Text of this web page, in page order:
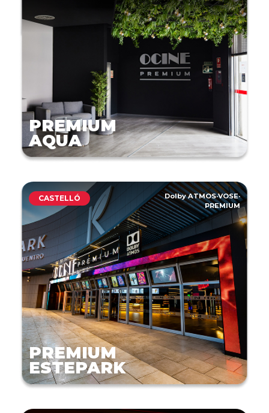
PREMIUM
AQUA
CASTELLÓ Dolby ATMOS·VOSE·
PREMIUM
PREMIUM
ESTEPARK